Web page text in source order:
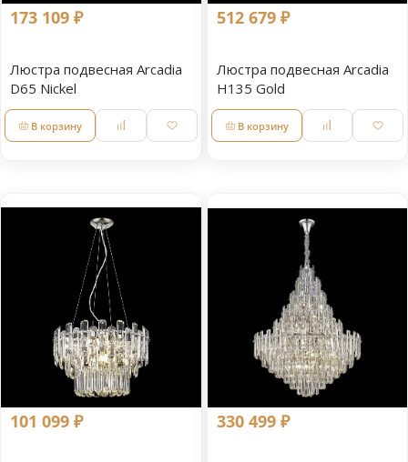
173 109 ₽
Люстра подвесная Arcadia
D65 Nickel
В корзину
512 679 ₽
Люстра подвесная Arcadia
H135 Gold
В корзину
101 099 ₽ 330 499 ₽